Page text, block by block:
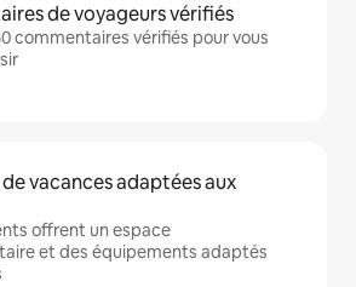
de voyageurs vérifiés
commentaires vérifiés pour vous
vacances adaptées aux
offrent un espace
et des équipements adaptés